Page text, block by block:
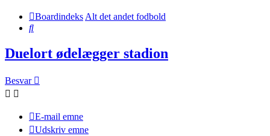
BoardindeksAlt det andet fodbold
Søg
Duelort ødelægger stadion
Besvar
E-mail emne
Udskriv emne